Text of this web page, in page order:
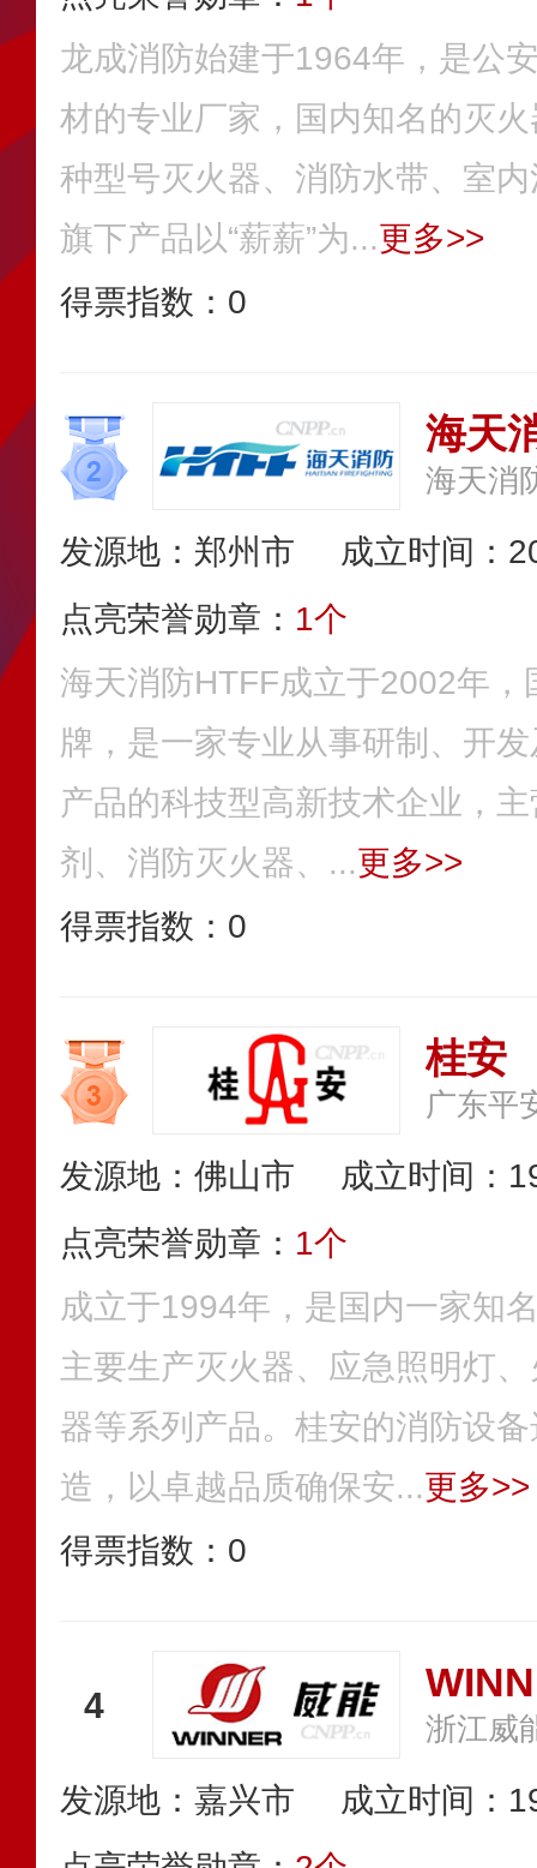
龙成消防始建于1964年，是公
材的专业厂家，国内知名的灭
种型号灭火器、消防水带、室
旗下产品以“薪薪”为...更多>>
得票指数： 0
海天
海天消
发源地：郑州市
成立时间：
点亮荣誉勋章： 1个
海天消防HTFF成立于2002年
牌，是一家专业从事研制、开
产品的科技型高新技术企业，
剂、消防灭火器、...更多>>
得票指数： 0
桂安
广东平
发源地：佛山市
成立时间：
点亮荣誉勋章： 1个
成立于1994年，是国内一家知
主要生产灭火器、应急照明灯
器等系列产品。桂安的消防设
造，以卓越品质确保安...更多>>
得票指数： 0
4
发源地：嘉兴市
成立时间：